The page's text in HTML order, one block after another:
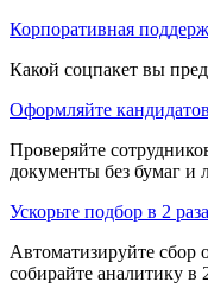
Корпоративная
Какой соцпакет вы
Оформляйте
Проверяйте
документы без бумаг и
Ускорьте подбор в 2
Автоматизируйте сбор
собирайте аналитику в